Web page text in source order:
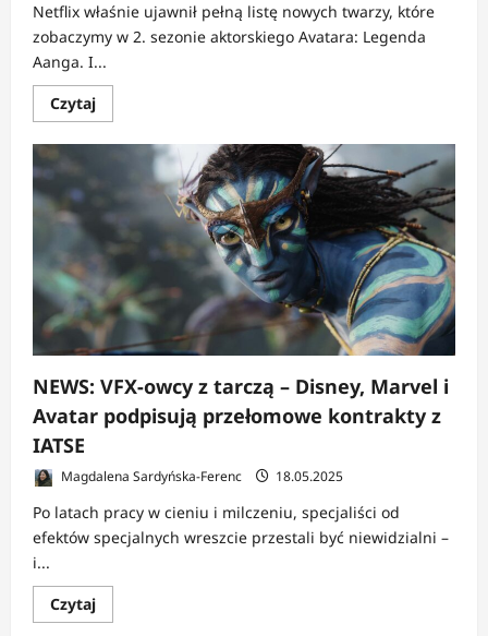
Netflix właśnie ujawnił pełną listę nowych twarzy, które
zobaczymy w 2. sezonie aktorskiego Avatara: Legenda
Aanga. I...
CzytajDowiedz
się
o
„Avatar”
wraca
przytupem
–
Księga
druga
Netflixa
z
obsadą
z
Marvela
i
Severance
NEWS: VFX-owcy z tarczą – Disney, Marvel i
Avatar podpisują przełomowe kontrakty z
IATSE
Magdalena Sardyńska-Ferenc 18.05.2025
Po latach pracy w cieniu i milczeniu, specjaliści od
efektów specjalnych wreszcie przestali być niewidzialni –
i...
CzytajDowiedz
się